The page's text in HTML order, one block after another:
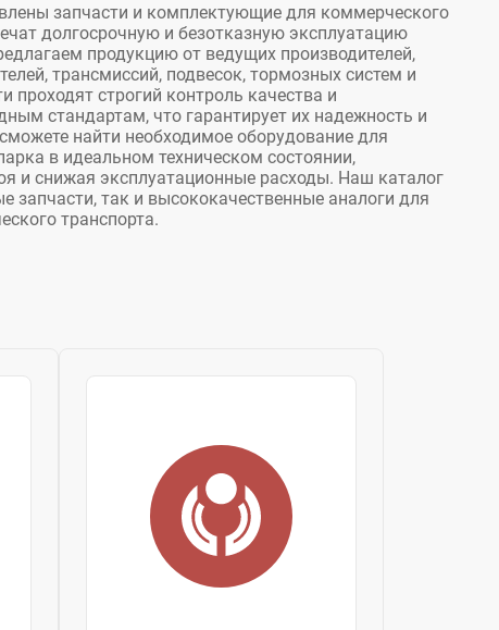
запчасти и комплектующие для коммерческого
долгосрочную и безотказную эксплуатацию
продукцию от ведущих производителей,
трансмиссий, подвесок, тормозных систем и
проходят строгий контроль качества и
стандартам, что гарантирует их надежность и
найти необходимое оборудование для
в идеальном техническом состоянии,
и снижая эксплуатационные расходы. Наш каталог
запчасти, так и высококачественные аналоги для
транспорта.